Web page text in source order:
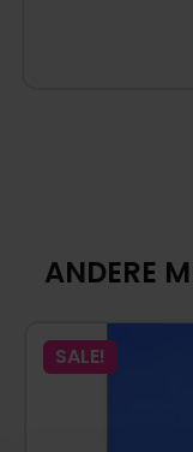
ANDERE
SALE!